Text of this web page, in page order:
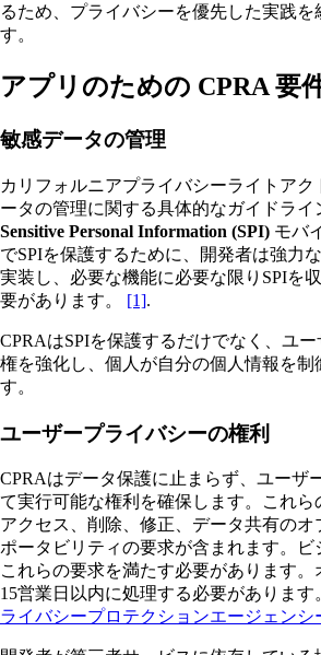
るため、プライバシーを優先した実践
す。
アプリのための CPRA 要
敏感データの管理
カリフォルニアプライバシーライトアク
ータの管理に関する具体的なガイドライ
Sensitive Personal Information (SPI) モバ
でSPIを保護するために、開発者は強力
実装し、必要な機能に必要な限りSPIを
要があります。 [1].
CPRAはSPIを保護するだけでなく、ユ
権を強化し、個人が自分の個人情報を制
す。
ユーザープライバシーの権利
CPRAはデータ保護に止まらず、ユーザ
て実行可能な権利を確保します。これ
アクセス、削除、修正、データ共有の
ポータビリティの要求が含まれます。ビ
これらの要求を満たす必要があります。
15営業日以内に処理する必要があります
ライバシープロテクションエージェンシ